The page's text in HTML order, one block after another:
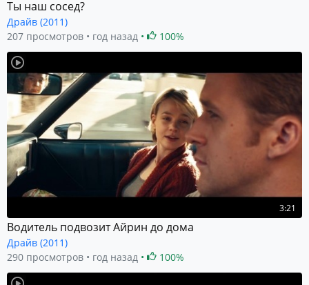
Ты наш сосед?
Драйв (2011)
207 просмотров
год назад 100%
3:21
Водитель подвозит Айрин до дома
Драйв (2011)
290 просмотров
год назад 100%